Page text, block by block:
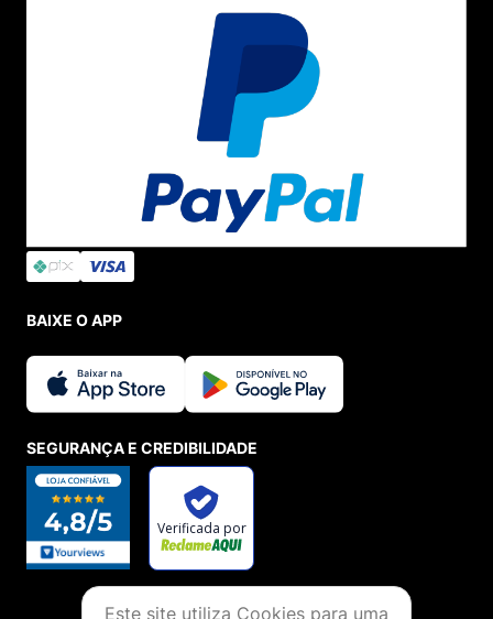
BAIXE O APP
SEGURANÇA E CREDIBILIDADE
Este site utiliza Cookies para uma